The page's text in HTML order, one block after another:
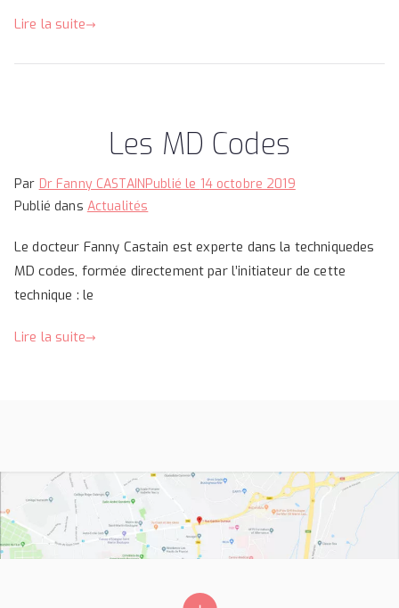
Lire la suite
Les MD Codes
Par Dr Fanny CASTAINPublié le 14 octobre 2019
Publié dans Actualités
Le docteur Fanny Castain est experte dans la techniquedes
MD codes, formée directement par l’initiateur de cette
technique : le
Lire la suite